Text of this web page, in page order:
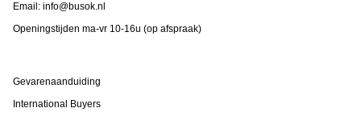
Email: info@busok.nl
Openingstijden ma-vr 10-16u (op afspraak)
Gevarenaanduiding
International Buyers